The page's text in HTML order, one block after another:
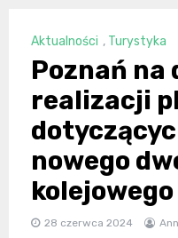
Aktualności , Turystyka
Poznań na
realizacji
nowego
kolejowego
28 czerwca 2024